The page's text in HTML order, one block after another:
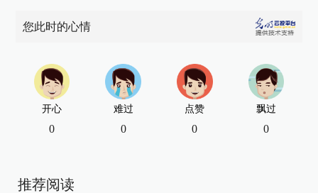
您此时的心情
开心
0
难过
0
点赞
0
飘过
0
推荐阅读